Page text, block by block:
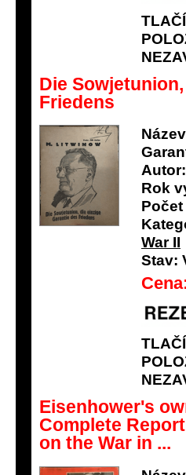
Die
Friedens
Autor:
Rok
War II
Stav:
Eisenhower's
Complete
on the War in ...